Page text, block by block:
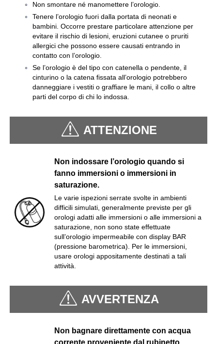
Non smontare né manomettere l’orologio.
Tenere l’orologio fuori dalla portata di neonati e
bambini. Occorre prestare particolare attenzione per
evitare il rischio di lesioni, eruzioni cutanee o pruriti
allergici che possono essere causati entrando in
contatto con l’orologio.
Se l’orologio è del tipo con catenella o pendente, il
cinturino o la catena fissata all’orologio potrebbero
danneggiare i vestiti o graffiare le mani, il collo o altre
parti del corpo di chi lo indossa.
ATTENZIONE
Non indossare l’orologio quando si
fanno immersioni o immersioni in
saturazione.
Le varie ispezioni serrate svolte in ambienti
difficili simulati, generalmente previste per gli
orologi adatti alle immersioni o alle immersioni a
saturazione, non sono state effettuate
sull’orologio impermeabile con display BAR
(pressione barometrica). Per le immersioni,
usare orologi appositamente destinati a tali
attività.
AVVERTENZA
Non bagnare direttamente con acqua
corrente proveniente dal rubinetto.